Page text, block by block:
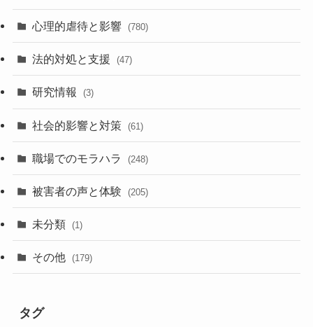
心理的虐待と影響 (780)
法的対処と支援 (47)
研究情報 (3)
社会的影響と対策 (61)
職場でのモラハラ (248)
被害者の声と体験 (205)
未分類 (1)
その他 (179)
タグ